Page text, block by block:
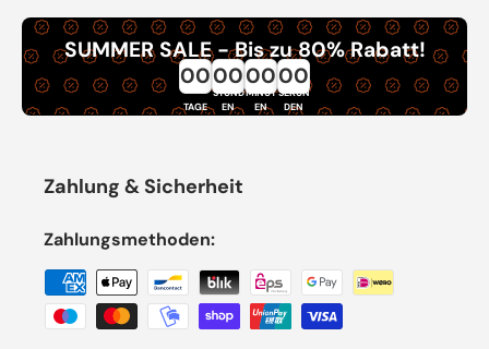
SUMMER SALE - Bis zu 80% Rabatt!
00
TAGE
00
STUND
EN
00
MINUT
EN
00
SEKUN
DEN
Zahlung & Sicherheit
Zahlungsmethoden: